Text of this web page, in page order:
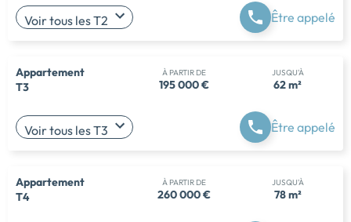
Voir tous les T2 Être appelé
Appartement
T3
À PARTIR DE
195 000 €
JUSQU'À
62 m²
Voir tous les T3 Être appelé
Appartement
T4
À PARTIR DE
260 000 €
JUSQU'À
78 m²